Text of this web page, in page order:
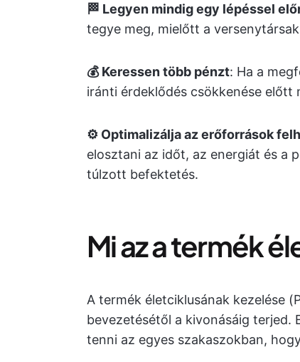
🏁 Legyen mindig egy lépéssel
tegye meg, mielőtt a
💰 Keressen több pénzt: Ha a
iránti érdeklődés csökkenése előtt
⚙️ Optimalizálja az erőforrások
elosztani az időt, az energiát és a
túlzott befektetés.
Mi az a termék
A termék életciklusának kezelése
bevezetésétől a kivonásáig terjed.
tenni az egyes szakaszokban,